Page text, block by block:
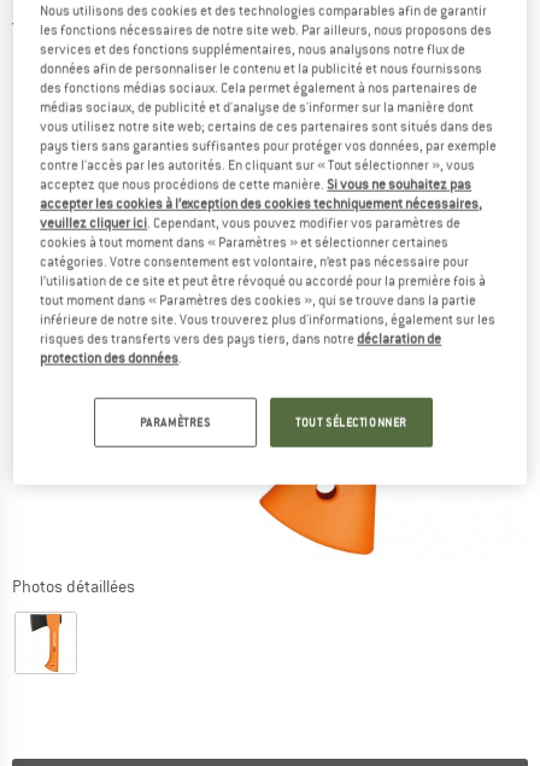
5,0(2)
Photos détaillées
Nous utilisons des cookies et des technologies comparables afin de garantir
les fonctions nécessaires de notre site web. Par ailleurs, nous proposons des
services et des fonctions supplémentaires, nous analysons notre flux de
données afin de personnaliser le contenu et la publicité et nous fournissons
des fonctions médias sociaux. Cela permet également à nos partenaires de
médias sociaux, de publicité et d'analyse de s'informer sur la manière dont
vous utilisez notre site web; certains de ces partenaires sont situés dans des
pays tiers sans garanties suffisantes pour protéger vos données, par exemple
contre l'accès par les autorités. En cliquant sur « Tout sélectionner », vous
acceptez que nous procédions de cette manière.Si vous ne souhaitez pas
accepter les cookies à l’exception des cookies techniquement nécessaires,
veuillez cliquer ici. Cependant, vous pouvez modifier vos paramètres de
cookies à tout moment dans « Paramètres » et sélectionner certaines
catégories. Votre consentement est volontaire, n’est pas nécessaire pour
l’utilisation de ce site et peut être révoqué ou accordé pour la première fois à
tout moment dans « Paramètres des cookies », qui se trouve dans la partie
inférieure de notre site. Vous trouverez plus d'informations, également sur les
risques des transferts vers des pays tiers, dans notredéclaration de
protection des données.
PARAMÈTRES TOUT SÉLECTIONNER